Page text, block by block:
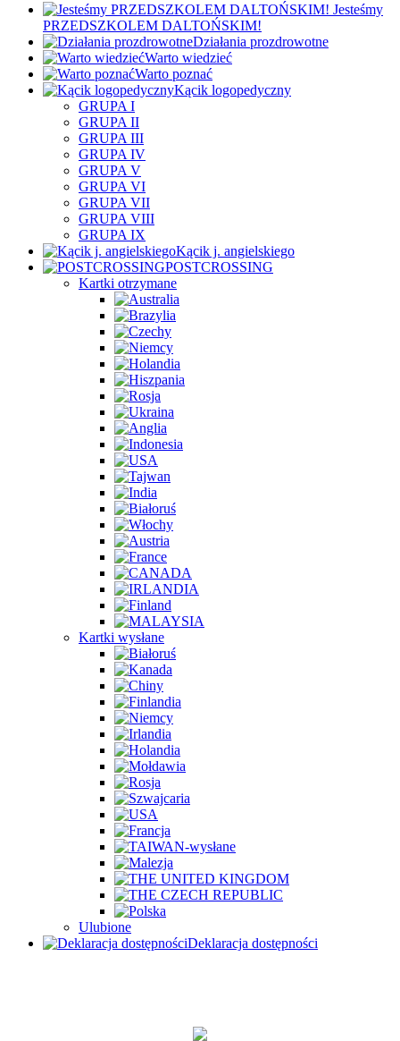
Jesteśmy
PRZEDSZKOLEM DALTOŃSKIM!
Działania prozdrowotne
Warto wiedzieć
Warto poznać
Kącik logopedyczny
GRUPA I
GRUPA II
GRUPA III
GRUPA IV
GRUPA V
GRUPA VI
GRUPA VII
GRUPA VIII
GRUPA IX
Kącik j. angielskiego
POSTCROSSING
Kartki otrzymane
Kartki wysłane
Ulubione
Deklaracja dostępności